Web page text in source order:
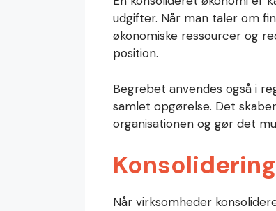
udgifter. Når man taler om
økonomiske ressourcer og
position.
Begrebet anvendes også i
samlet opgørelse. Det
organisationen og gør det
Når virksomheder